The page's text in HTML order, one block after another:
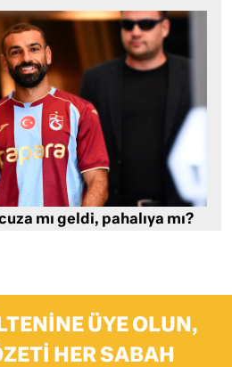
mı geldi, pahalıya mı?
ÜYE OLUN,
HER SABAH